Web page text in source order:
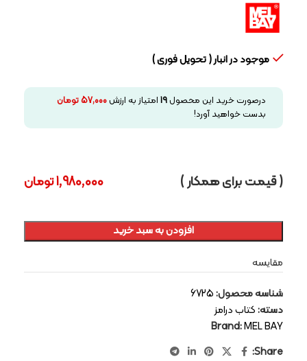
موجود در انبار ( تحویل فوری )
درصورت خرید این محصول19 امتیاز به ارزش57,000تومان
بدست خواهید آورد!
( قیمت برای همکار ) 1,980,000تومان
افزودن به سبد خرید
مقایسه
شناسه محصول:6725
دسته:کتاب درامز
Brand:MEL BAY
Share: